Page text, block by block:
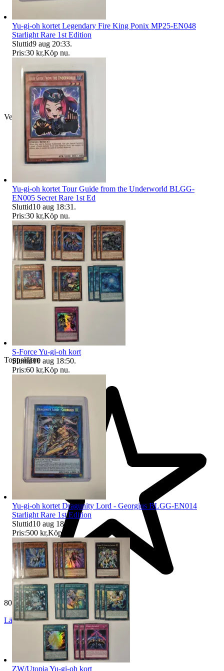
Verifierad
Toppsäljare
807 omdömen
Läs omdömen Följ
Yu-gi-oh kortet Legendary Fire King Ponix MP25-EN048
Starlight Rare 1st Edition
Sluttid9 aug 20:33.
Pris:30 kr,Köp nu.
Yu-gi-oh kortet Tour Guide from the Underworld BLGG-
EN005 Secret Rare 1st Ed
Sluttid10 aug 18:31 .
Pris:30 kr,Köp nu.
S-Force Yu-gi-oh kort
Sluttid10 aug 18:50.
Pris:60 kr,Köp nu.
Yu-gi-oh kortet Dragunity Lord - Georgius BLGG-EN014
Starlight Rare 1st Edition
Sluttid10 aug 18:51
Pris:500 kr,Köp nu
ZW/Utopia Yu-gi-oh kort